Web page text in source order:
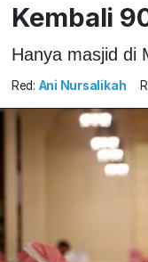
Kembali
Hanya masjid di
Red: Ani Nursalikah